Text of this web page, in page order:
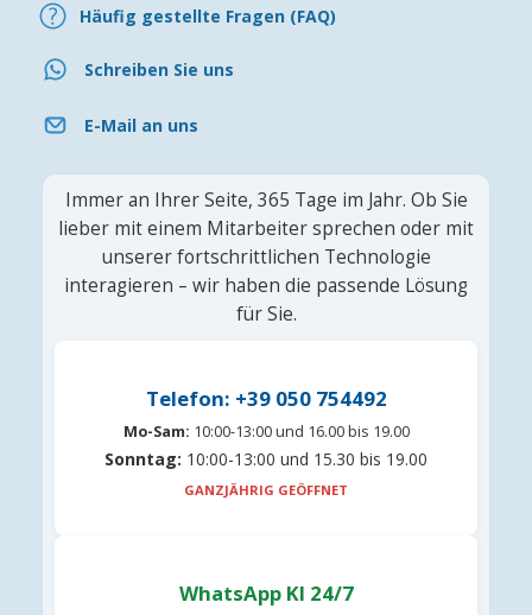
Häufig gestellte Fragen (FAQ)
Schreiben Sie uns
E-Mail an uns
Immer an Ihrer Seite, 365 Tage im Jahr. Ob Sie
lieber mit einem Mitarbeiter sprechen oder mit
unserer fortschrittlichen Technologie
interagieren – wir haben die passende Lösung
für Sie.
Telefon: +39 050 754492
Mo-Sam: 10:00-13:00 und 16.00 bis 19.00
Sonntag: 10:00-13:00 und 15.30 bis 19.00
GANZJÄHRIG GEÖFFNET
WhatsApp KI 24/7